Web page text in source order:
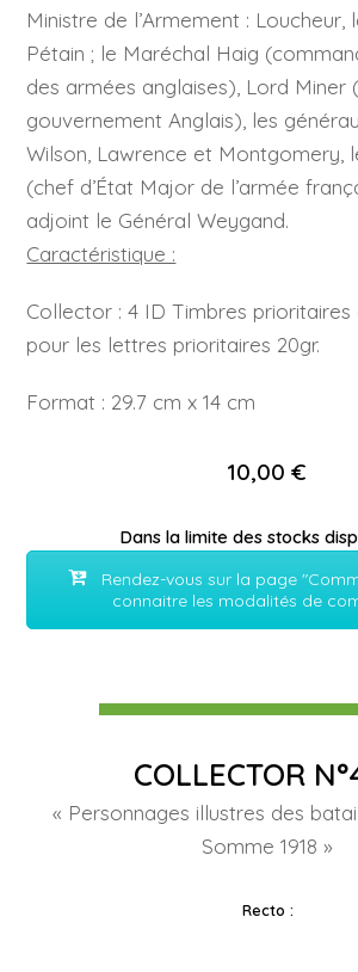
Ministre de l’Armement : Loucheur,
Pétain ; le Maréchal Haig
des armées anglaises), Lord Miner
gouvernement Anglais), les
Wilson, Lawrence et Montgomery,
(chef d’État Major de l’armée
adjoint le Général Weygand.
Caractéristique :
Collector : 4 ID Timbres prioritaires
pour les lettres prioritaires 20gr.
Format : 29.7 cm x 14 cm
10,00 €
Dans la limite des stocks
Rendez-vous sur la page
connaitre les modalités de
COLLECTOR
« Personnages illustres des
Somme 1918 »
Recto :